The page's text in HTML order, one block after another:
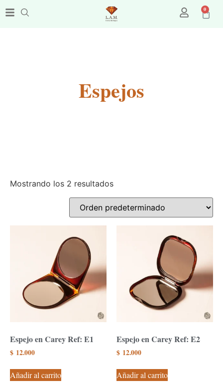
0
Espejos
Mostrando los 2 resultados
Espejo en Carey Ref: E1
$ 12.000
Añadir al carrito
Espejo en Carey Ref: E2
$ 12.000
Añadir al carrito